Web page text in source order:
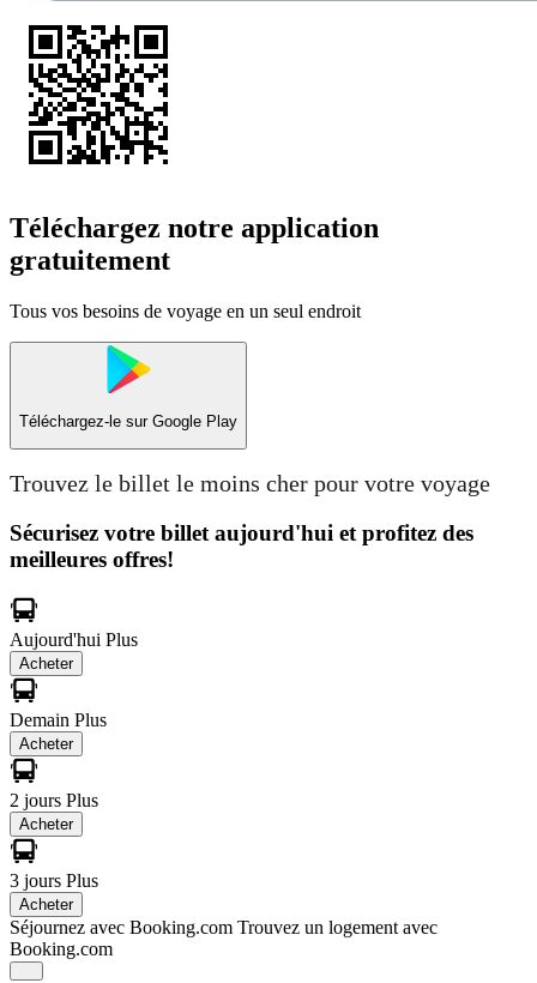
Téléchargez notre application
gratuitement
Tous vos besoins de voyage en un seul endroit
Téléchargez-le sur Google Play
Trouvez le billet le moins cher pour votre voyage
Sécurisez votre billet aujourd'hui et profitez des
meilleures offres!
Aujourd'hui Plus
Acheter
Demain Plus
Acheter
2 jours Plus
Acheter
3 jours Plus
Acheter
Séjournez avec Booking.com Trouvez un logement avec
Booking.com